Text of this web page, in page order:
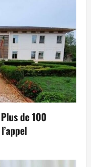
de 100